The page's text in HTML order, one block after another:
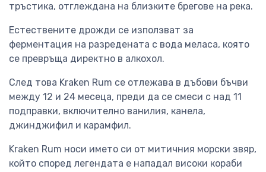
тръстика, отглеждана на близките брегове на река.
Естествените дрожди се използват за
ферментация на разредената с вода меласа, която
се превръща директно в алкохол.
След това Kraken Rum се отлежава в дъбови бъчви
между 12 и 24 месеца, преди да се смеси с над 11
подправки, включително ванилия, канела,
джинджифил и карамфил.
Kraken Rum носи името си от митичния морски звяр,
който според легендата е нападал високи кораби